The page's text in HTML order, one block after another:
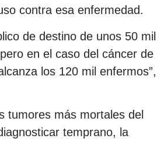
contra esa enfermedad.
de destino de unos 50 mil
en el caso del cáncer de
los 120 mil enfermos”,
tumores más mortales del
temprano, la